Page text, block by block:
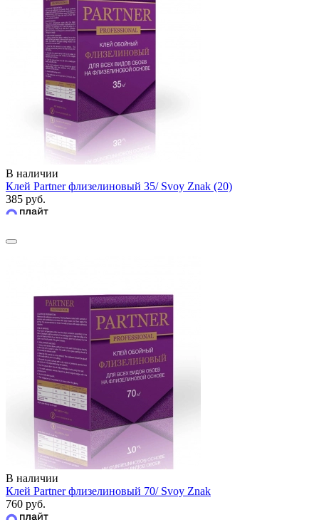
В наличии
Клей Partner флизелиновый 35/ Svoy Znak (20)
385 руб.
В наличии
Клей Partner флизелиновый 70/ Svoy Znak
760 руб.